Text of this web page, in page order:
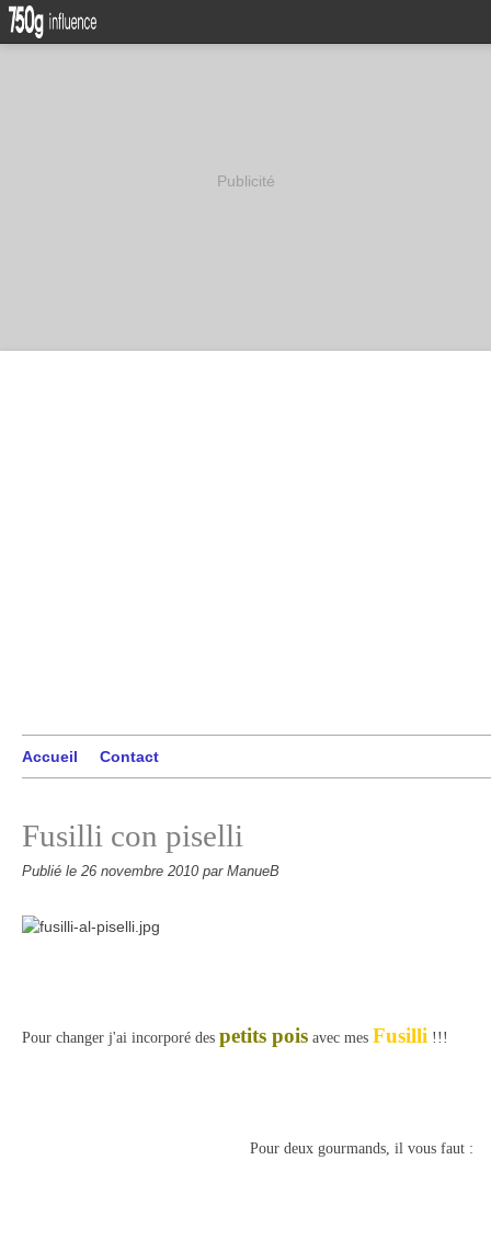
Publicité
Accueil Contact
Fusilli con piselli
Publié le 26 novembre 2010 par ManueB
Pour changer j'ai incorporé des petits pois avec mes Fusilli !!!
Pour deux gourmands, il vous faut :